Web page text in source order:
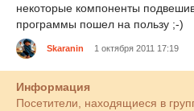
некоторые компоненты
программы пошел на пользу ;-)
Skaranin 1 октября 2011 17:19
Информация
Посетители, находящиеся в